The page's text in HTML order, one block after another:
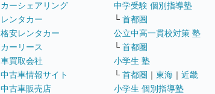
カーシェアリング
レンタカー
格安レンタカー
カーリース
車買取会社
中古車情報サイト
中古車販売店
中学受験 個別指導塾
└ 首都圏
公立中高一貫校対策 塾
└ 首都圏
小学生 塾
└ 首都圏 ｜ 東海 ｜ 近畿
小学生 個別指導塾